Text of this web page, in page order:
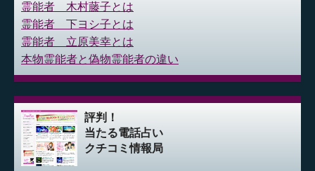
霊能者 木村藤子とは
霊能者 下ヨシ子とは
霊能者 立原美幸とは
本物霊能者と偽物霊能者の違い
評判！
当たる電話占い
クチコミ情報局